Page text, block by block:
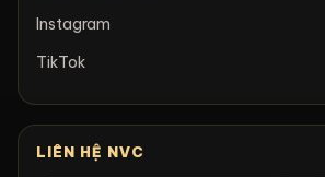
Instagram
TikTok
LIÊN HỆ NVC